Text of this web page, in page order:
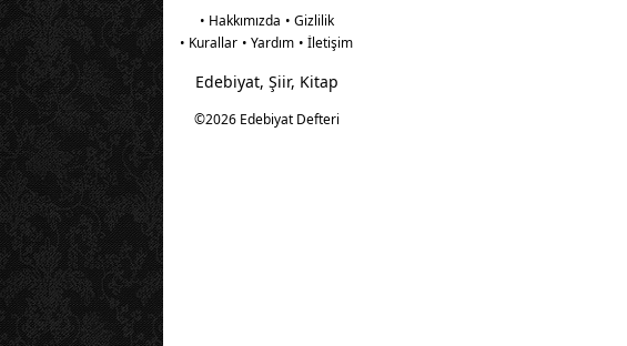
• Hakkımızda • Gizlilik
• Kurallar • Yardım • İletişim
Edebiyat, Şiir, Kitap
©2026 Edebiyat Defteri